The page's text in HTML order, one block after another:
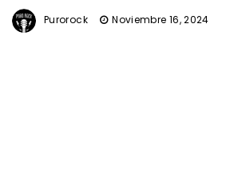
Purorock Noviembre 16, 2024